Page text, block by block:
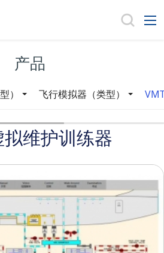
产品
） 飞行模拟器（类型）
拟维护训练器